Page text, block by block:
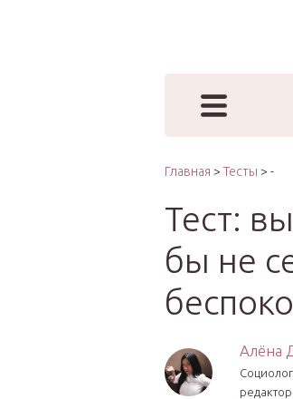
Главная > Тесты > -
Тест:
бы не
Алёна
редактор